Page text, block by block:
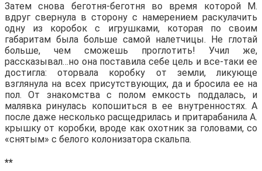
Затем снова беготня-беготня во время которой М.
вдруг свернула в сторону с намерением раскулачить
одну из коробок с игрушками, которая по своим
габаритам была больше самой налетчицы. Не глотай
больше, чем сможешь проглотить! Учил же,
рассказывал…но она поставила себе цель и все-таки ее
достигла: оторвала коробку от земли, ликующе
взглянула на всех присутствующих, да и бросила ее на
пол. От знакомства с полом емкость поддалась, и
малявка ринулась копошиться в ее внутренностях. А
после даже несколько расщедрилась и притарабанила А.
крышку от коробки, вроде как охотник за головами, со
«снятым» с белого колонизатора скальпа.
**